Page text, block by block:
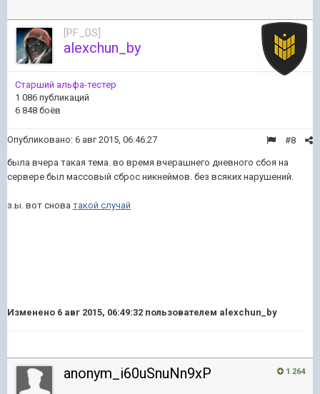
458
[PF_DS]
alexchun_by
Старший альфа-тестер
1 086 публикаций
6 848 боёв
#8
Опубликовано: 6 авг 2015, 06:46:27
была вчера такая тема. во время вчерашнего дневного сбоя на
сервере был массовый сброс никнеймов. без всяких нарушений.
з.ы. вот снова такой случай
Изменено 6 авг 2015, 06:49:32 пользователем alexchun_by
1 264
anonym_i60uSnuNn9xP